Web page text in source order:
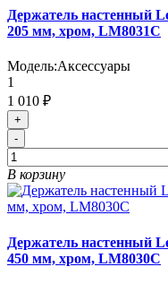
Держатель настенный
205 мм, хром, LM8031C
Модель:Аксессуары
1
1 010 ₽
+
-
В корзину
Держатель настенный
450 мм, хром, LM8030C